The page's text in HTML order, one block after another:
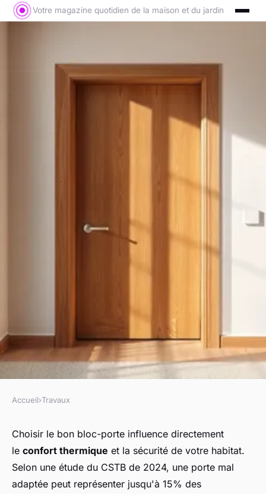
Votre magazine quotidien de la maison et du jardin
Le guide essentiel pour choisir
votre bloc porte parfait
Capucine •19 décembre 2025•7 min de lecture
Accueil›Travaux
Choisir le bon bloc-porte influence directement
le confort thermique et la sécurité de votre habitat.
Selon une étude du CSTB de 2024, une porte mal
adaptée peut représenter jusqu'à 15% des